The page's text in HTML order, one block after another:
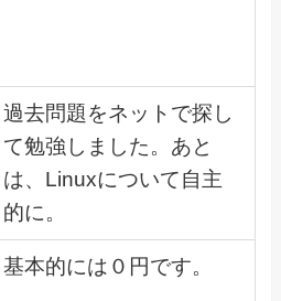
過去問題をネットで探し
て勉強しました。あと
は、Linuxについて自主
的に。
基本的には０円です。